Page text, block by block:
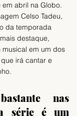
abril na Globo.
Celso Tadeu,
da temporada
destaque,
em um dos
irá cantar e
nas
série é um